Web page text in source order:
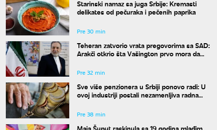
Starinski namaz sa juga Srbije: Kremasti
delikates od pečuraka i pečenih paprika
Pre 30 min
Teheran zatvorio vrata pregovorima sa SAD:
Arakči otkrio šta Vašington prvo mora da
Pre 32 min
Sve više penzionera u Srbiji ponovo radi: U
ovoj industriji postali nezamenljiva radna
Pre 38 min
Maja Šuput raskinula sa 19 godina mlađim